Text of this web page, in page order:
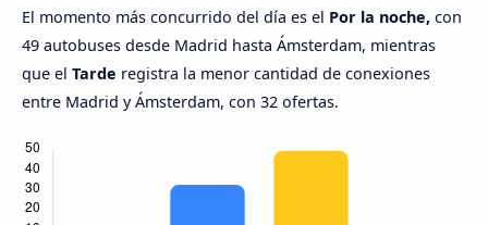
El momento más concurrido del día es el Por la noche, con
49 autobuses desde Madrid hasta Ámsterdam, mientras
que el Tarde registra la menor cantidad de conexiones
entre Madrid y Ámsterdam, con 32 ofertas.